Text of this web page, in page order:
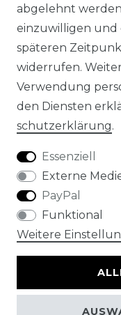
DE
FR
ES
Impressum
abgelehnt
einzuwilligen und
späteren
widerrufen.
Verwendung
den Diensten
schutz­erklärung.
Essenziell
Externe
PayPal
Funktional
Weitere